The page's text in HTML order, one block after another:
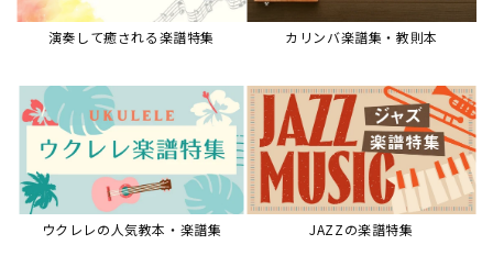
演奏して癒される楽譜特集 カリンバ楽譜集・教則本
ウクレレの人気教本・楽譜集 JAZZの楽譜特集